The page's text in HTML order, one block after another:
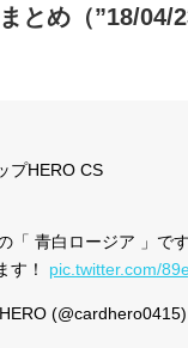
とめ（”18/04/
プHERO CS
「 青白ロージア 」です
す！ pic.twitter.com/
(@cardhero0415)